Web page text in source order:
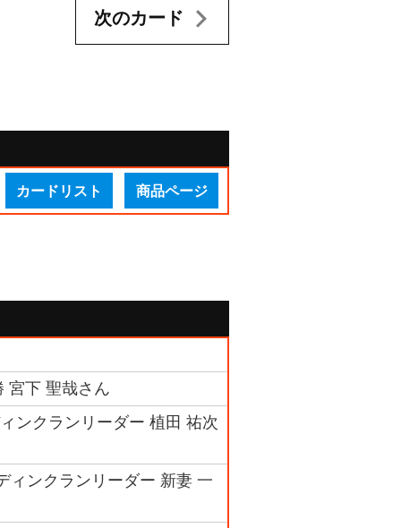
次のカード
カードリスト 商品ページ
宮下 聖哉さん
ンクランリーダー 植田 祐次
ィンクランリーダー 新妻 一